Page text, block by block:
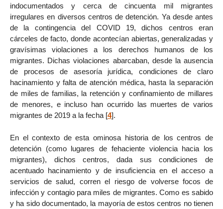
indocumentados y cerca de cincuenta mil migrantes
irregulares en diversos centros de detención. Ya desde antes
de la contingencia del COVID 19, dichos centros eran
cárceles de facto, donde acontecían abiertas, generalizadas y
gravísimas violaciones a los derechos humanos de los
migrantes. Dichas violaciones abarcaban, desde la ausencia
de procesos de asesoría jurídica, condiciones de claro
hacinamiento y falta de atención médica, hasta la separación
de miles de familias, la retención y confinamiento de millares
de menores, e incluso han ocurrido las muertes de varios
migrantes de 2019 a la fecha [4].
En el contexto de esta ominosa historia de los centros de
detención (como lugares de fehaciente violencia hacia los
migrantes), dichos centros, dada sus condiciones de
acentuado hacinamiento y de insuficiencia en el acceso a
servicios de salud, corren el riesgo de volverse focos de
infección y contagio para miles de migrantes. Como es sabido
y ha sido documentado, la mayoría de estos centros no tienen